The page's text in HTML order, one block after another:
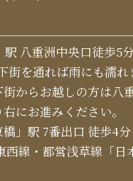
駅 八重洲中央口徒歩5
街を通れば雨にも濡れ
街からお越しの方は八
にお進みください。
」駅 7番出口 徒歩4分
西線・都営浅草線「日